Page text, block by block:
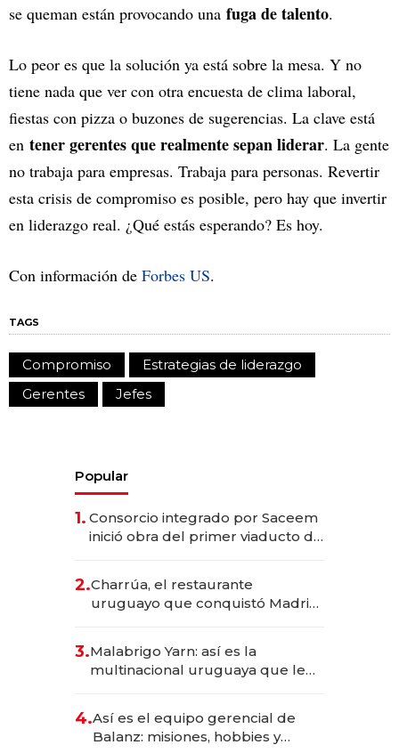
se queman están provocando una fuga de talento.
Lo peor es que la solución ya está sobre la mesa. Y no
tiene nada que ver con otra encuesta de clima laboral,
fiestas con pizza o buzones de sugerencias. La clave está
en tener gerentes que realmente sepan liderar. La gente
no trabaja para empresas. Trabaja para personas. Revertir
esta crisis de compromiso es posible, pero hay que invertir
en liderazgo real. ¿Qué estás esperando? Es hoy.
Con información de Forbes US.
TAGS
Compromiso
Estrategias de liderazgo
Gerentes
Jefes
Popular
1. Consorcio integrado por Saceem
inició obra del primer viaducto de
millones
2.Charrúa, el restaurante
uruguayo que conquistó Madrid:
anticipación y prepara apertura
3.Malabrigo Yarn: así es la
multinacional uruguaya que le
4.Así es el equipo gerencial de
Balanz: misiones, hobbies y